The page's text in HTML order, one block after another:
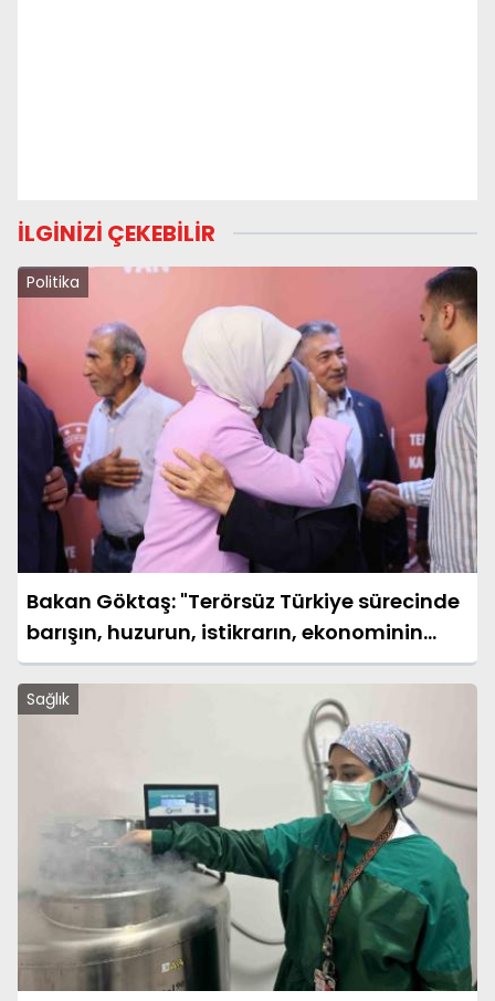
İLGİNİZİ ÇEKEBİLİR
Politika
Bakan Göktaş: "Terörsüz Türkiye sürecinde
barışın, huzurun, istikrarın, ekonominin
güçlendiği bir Türkiye kurmak istiyoruz"
Sağlık